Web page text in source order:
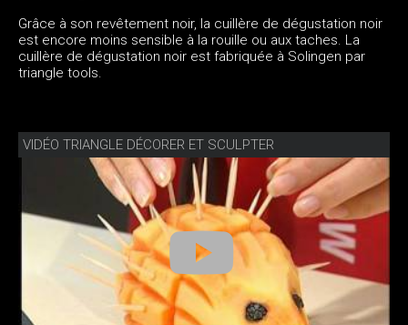
Grâce à son revêtement noir, la cuillère de dégustation noir
est encore moins sensible à la rouille ou aux taches. La
cuillère de dégustation noir est fabriquée à Solingen par
triangle tools.
VIDÉO TRIANGLE DÉCORER ET SCULPTER